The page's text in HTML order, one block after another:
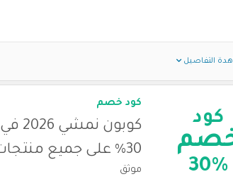
التفاصيل
كود
30%
كود خصم
30% على جميع منتجات الموقع
موثق